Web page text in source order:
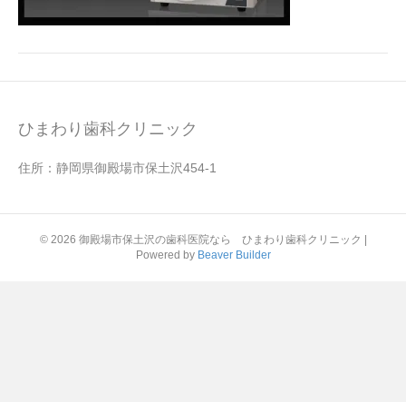
ひまわり歯科クリニック
住所：静岡県御殿場市保土沢454-1
© 2026 御殿場市保土沢の歯科医院なら ひまわり歯科クリニック
Powered by Beaver Builder